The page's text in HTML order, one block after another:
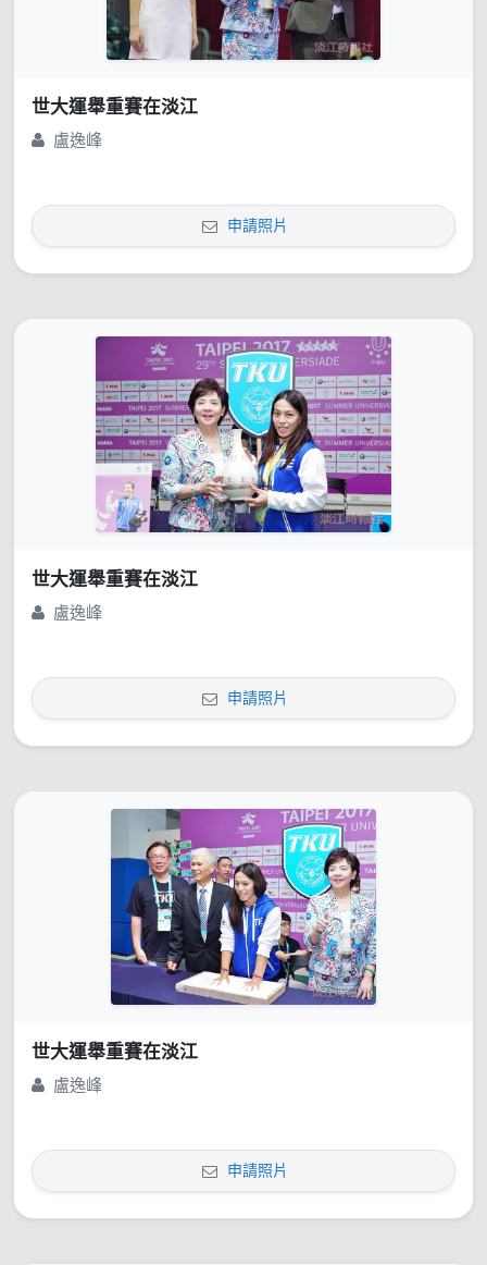
世大運舉重賽在淡江
盧逸峰
申請照片
世大運舉重賽在淡江
盧逸峰
申請照片
世大運舉重賽在淡江
盧逸峰
申請照片